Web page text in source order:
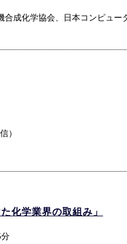
合成化学協会、日本コンピュー
）
化学業界の取組み」